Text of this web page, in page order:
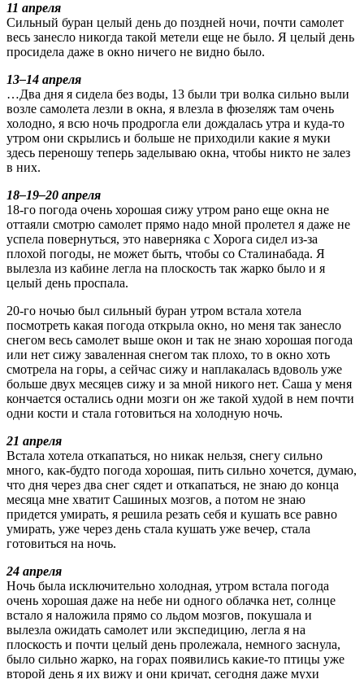
11 апреля
Сильный буран целый день до поздней ночи, почти самолет
весь занесло никогда такой метели еще не было. Я целый день
просидела даже в окно ничего не видно было.
13–14 апреля
…Два дня я сидела без воды, 13 были три волка сильно выли
возле самолета лезли в окна, я влезла в фюзеляж там очень
холодно, я всю ночь продрогла ели дождалась утра и куда-то
утром они скрылись и больше не приходили какие я муки
здесь переношу теперь заделываю окна, чтобы никто не залез
в них.
18–19–20 апреля
18-го погода очень хорошая сижу утром рано еще окна не
оттаяли смотрю самолет прямо надо мной пролетел я даже не
успела повернуться, это наверняка с Хорога сидел из-за
плохой погоды, не может быть, чтобы со Сталинабада. Я
вылезла из кабине легла на плоскость так жарко было и я
целый день проспала.
20-го ночью был сильный буран утром встала хотела
посмотреть какая погода открыла окно, но меня так занесло
снегом весь самолет выше окон и так не знаю хорошая погода
или нет сижу заваленная снегом так плохо, то в окно хоть
смотрела на горы, а сейчас сижу и наплакалась вдоволь уже
больше двух месяцев сижу и за мной никого нет. Саша у меня
кончается остались одни мозги он же такой худой в нем почти
одни кости и стала готовиться на холодную ночь.
21 апреля
Встала хотела откапаться, но никак нельзя, снегу сильно
много, как-будто погода хорошая, пить сильно хочется, думаю,
что дня через два снег сядет и откапаться, не знаю до конца
месяца мне хватит Сашиных мозгов, а потом не знаю
придется умирать, я решила резать себя и кушать все равно
умирать, уже через день стала кушать уже вечер, стала
готовиться на ночь.
24 апреля
Ночь была исключительно холодная, утром встала погода
очень хорошая даже на небе ни одного облачка нет, солнце
встало я наложила прямо со льдом мозгов, покушала и
вылезла ожидать самолет или экспедицию, легла я на
плоскость и почти целый день пролежала, немного заснула,
было сильно жарко, на горах появились какие-то птицы уже
второй день я их вижу и они кричат, сегодня даже мухи